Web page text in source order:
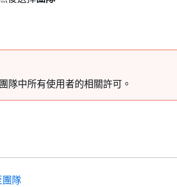
隊中所有使用者的相關許可。
隊